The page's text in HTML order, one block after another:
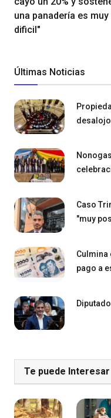
una panadería es muy
dificil"
Últimas Noticias
Caso
"muy
Culmina
pago a
Te puede Interesar